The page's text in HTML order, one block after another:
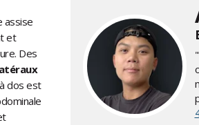
assise
et
Des
dos est